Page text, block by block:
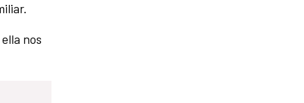
nos